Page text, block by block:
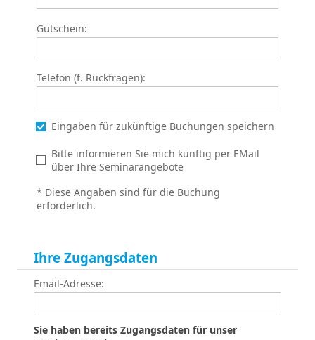
Gutschein:
Telefon (f. Rückfragen):
Eingaben für zukünftige Buchungen speichern
Bitte informieren Sie mich künftig per EMail
über Ihre Seminarangebote
* Diese Angaben sind für die Buchung
erforderlich.
Ihre Zugangsdaten
Email-Adresse:
Sie haben bereits Zugangsdaten für unser